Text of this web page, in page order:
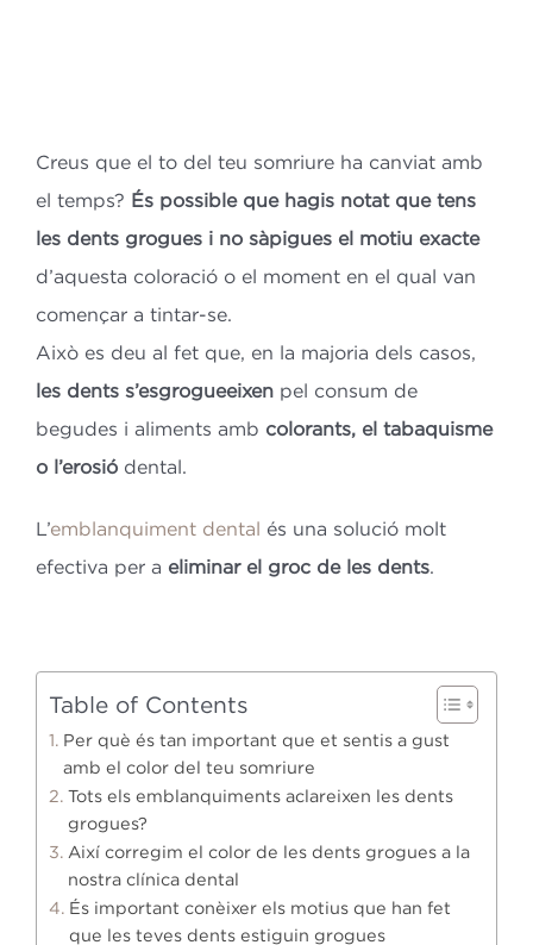
Creus que el to del teu somriure ha canviat amb
el temps? És possible que hagis notat que tens
les dents grogues i no sàpigues el motiu exacte
d’aquesta coloració o el moment en el qual van
començar a tintar-se.
Això es deu al fet que, en la majoria dels casos,
les dents s’esgrogueeixenpel consum de
begudes i aliments amb colorants, el tabaquisme
o l’erosiódental.
L’emblanquiment dental és una solució molt
efectiva per a eliminar el groc de les dents.
Table of Contents
Per què és tan important que et sentis a gust
amb el color del teu somriure
Tots els emblanquiments aclareixen les dents
grogues?
Així corregim el color de les dents grogues a la
nostra clínica dental
És important conèixer els motius que han fet
que les teves dents estiguin grogues